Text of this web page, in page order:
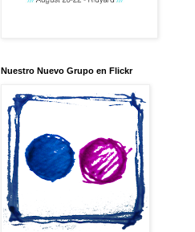
Nuestro Nuevo Grupo en Flickr